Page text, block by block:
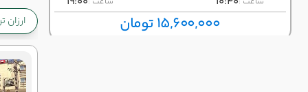
15,600,000 تومان ارزان